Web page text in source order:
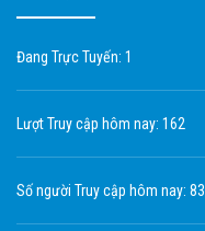
Đang Trực Tuyến: 1
Lượt Truy cập hôm nay: 162
Số người Truy cập hôm nay: 83